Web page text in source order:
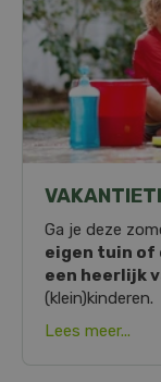
Ga je deze
eigen tuin of
een heerlijk
(klein)kinderen.
Lees meer...